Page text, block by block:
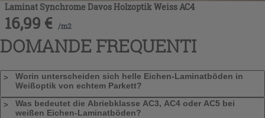
Laminat Synchrome Davos Holzoptik Weiss AC4
16,99 € /m2
DOMANDE FREQUENTI
Worin unterscheiden sich helle Eichen-Laminatböden in
Weißoptik von echtem Parkett?
Was bedeutet die Abriebklasse AC3, AC4 oder AC5 bei
weißen Eichen-Laminatböden?